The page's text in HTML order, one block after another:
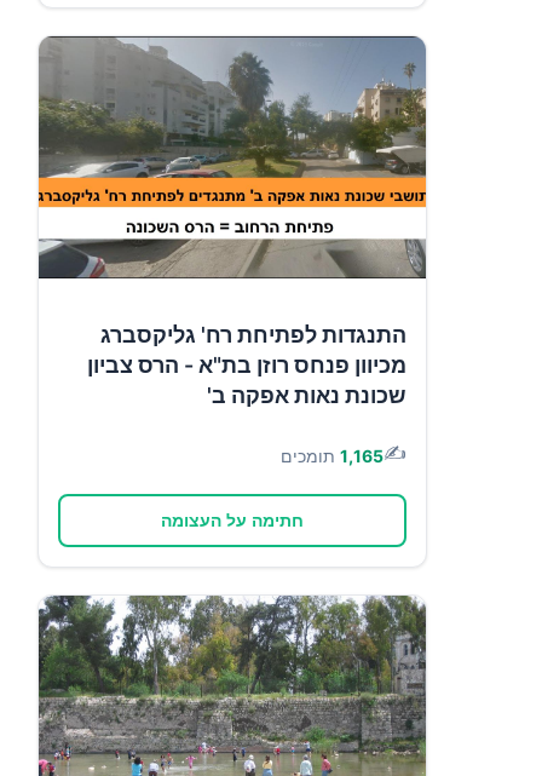
התנגדות לפתיחת רח' גליקסברג
מכיוון פנחס רוזן בת"א - הרס צביון
שכונת נאות אפקה ב'
✍️
1,165 תומכים
חתימה על העצומה